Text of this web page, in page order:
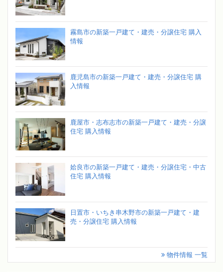
霧島市の新築一戸建て・建売・分譲住宅 購入
情報
鹿児島市の新築一戸建て・建売・分譲住宅 購
入情報
鹿屋市・志布志市の新築一戸建て・建売・分譲
住宅 購入情報
姶良市の新築一戸建て・建売・分譲住宅・中古
住宅 購入情報
日置市・いちき串木野市の新築一戸建て・建
売・分譲住宅 購入情報
物件情報 一覧